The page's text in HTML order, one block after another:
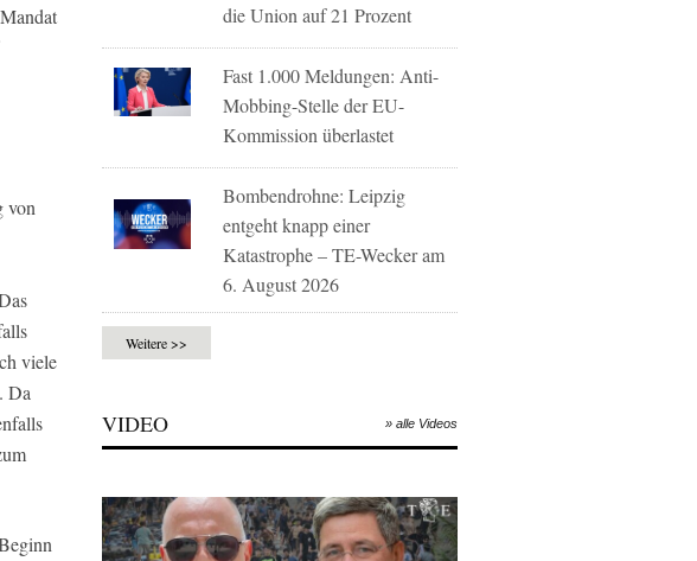
von
viele
Da
die Union auf 21 Prozent
Fast 1.000 Meldungen: Anti-
Mobbing-Stelle der EU-
Kommission überlastet
Bombendrohne: Leipzig
entgeht knapp einer
Katastrophe – TE-Wecker am
6. August 2026
Weitere >>
VIDEO » alle Videos